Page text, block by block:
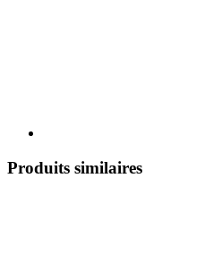
Produits similaires